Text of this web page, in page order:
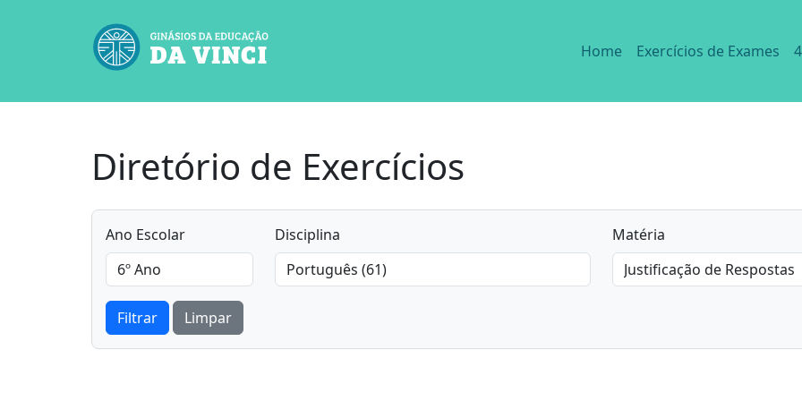
Home Exercícios de Exames
Diretório de Exercícios
Ano Escolar Disciplina Matéria
Filtrar Limpar